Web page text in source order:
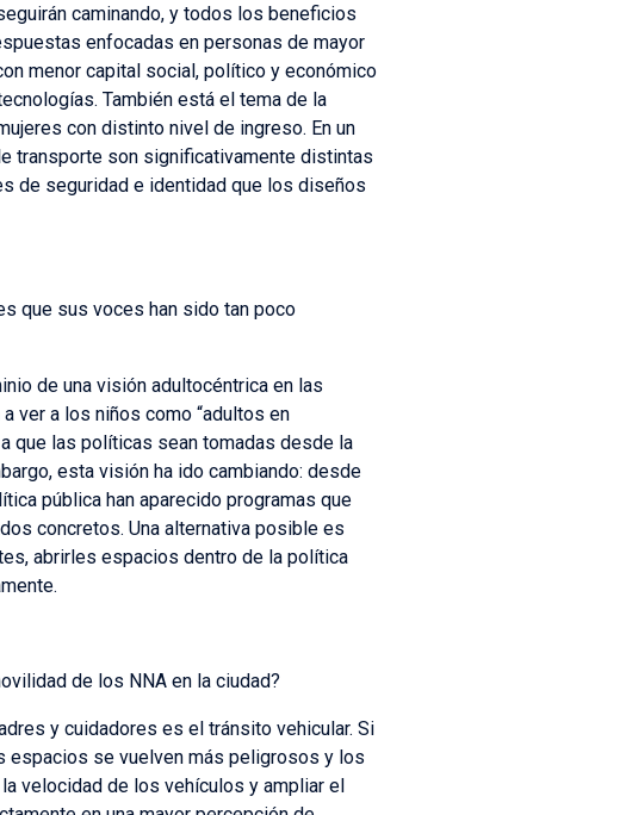
caminando, y todos los beneficios
enfocadas en personas de mayor
menor capital social, político y económico
También está el tema de la
con distinto nivel de ingreso. En un
transporte son significativamente distintas
de seguridad e identidad que los diseños
que sus voces han sido tan poco
de una visión adultocéntrica en las
ver a los niños como “adultos en
que las políticas sean tomadas desde la
esta visión ha ido cambiando: desde
pública han aparecido programas que
concretos. Una alternativa posible es
abrirles espacios dentro de la política
de los NNA en la ciudad?
y cuidadores es el tránsito vehicular. Si
espacios se vuelven más peligrosos y los
velocidad de los vehículos y ampliar el